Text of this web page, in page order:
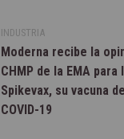
INDUSTRIA
Moderna recibe la
CHMP de la EMA
Spikevax, su vacuna
COVID-19